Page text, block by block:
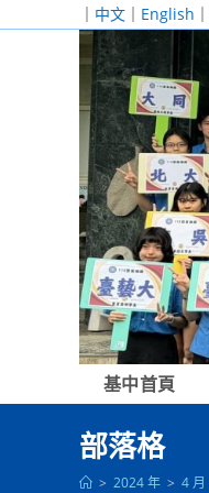
｜ 中文 ｜ English ｜
基中首頁
部落格
> 2024 年 > 4 月